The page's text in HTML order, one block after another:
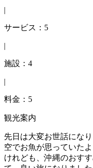
|
サービス：5
|
施設：4
|
料金：5
観光案内
先日は大変お世話にな
空でお魚が思っていた
けれども、沖縄のおす